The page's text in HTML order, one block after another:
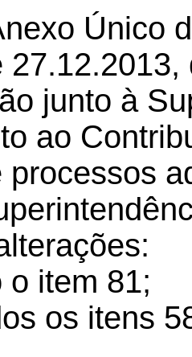
Único
junto à
ao
processos
o item 81;
os itens